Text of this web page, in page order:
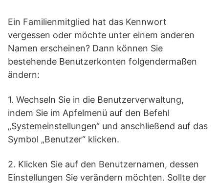
Ein Familienmitglied hat das Kennwort
vergessen oder möchte unter einem anderen
Namen erscheinen? Dann können Sie
bestehende Benutzerkonten folgendermaßen
ändern:
1. Wechseln Sie in die Benutzerverwaltung,
indem Sie im Apfelmenü auf den Befehl
„Systemeinstellungen“ und anschließend auf das
Symbol „Benutzer“ klicken.
2. Klicken Sie auf den Benutzernamen, dessen
Einstellungen Sie verändern möchten. Sollte der